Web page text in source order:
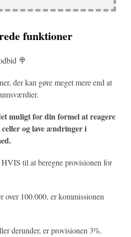
funktioner
🍭
der kan gøre meget mere end at
muligt for din formel at reagere
og lave ændringer i
til at beregne provisionen for
over 100.000, er kommissionen
derunder, er provisionen 3%.